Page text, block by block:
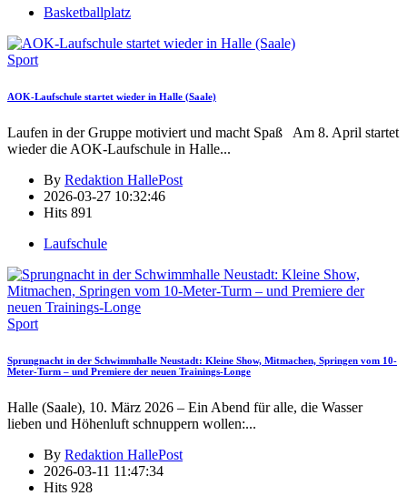
Basketballplatz
Sport
AOK-Laufschule startet wieder in Halle (Saale)
Laufen in der Gruppe motiviert und macht Spaß Am 8. April startet
wieder die AOK-Laufschule in Halle...
By Redaktion HallePost
2026-03-27 10:32:46
Hits 891
Laufschule
Sport
Sprungnacht in der Schwimmhalle Neustadt: Kleine Show, Mitmachen, Springen vom 10-
Meter-Turm – und Premiere der neuen Trainings-Longe
Halle (Saale), 10. März 2026 – Ein Abend für alle, die Wasser
lieben und Höhenluft schnuppern wollen:...
By Redaktion HallePost
2026-03-11 11:47:34
Hits 928